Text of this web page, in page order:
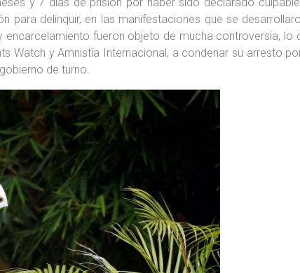
para delinquir, en las manifestaciones que se
fueron objeto de mucha controversia, lo
Watch y Amnistía Internacional, a condenar su arresto
de turno.